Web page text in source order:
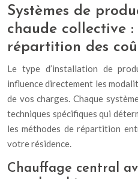
Systèmes de
chaude collective
répartition des
Le type d’installation de
influence directement les
de vos charges. Chaque
techniques spécifiques qui
les méthodes de répartition
votre résidence.
Chauffage central